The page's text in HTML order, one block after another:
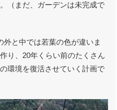
（まだ、ガーデンは未完成で
と中では若葉の色が違いま
り、20年くらい前のたくさん
環境を復活させていく計画で